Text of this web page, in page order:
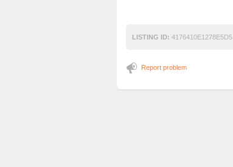
LISTING ID: 4176410E1278E5D5
Report problem